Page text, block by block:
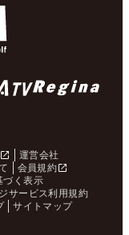
運営会社
会員規約
づく表示
サービス利用規約
サイトマップ